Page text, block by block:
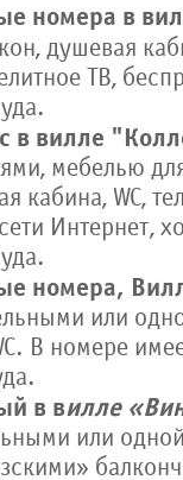
номера в
душевая
ТВ,
в вилле
мебелью
кабина, WC,
Интернет,
номера,
или
В номере
в вилле
или